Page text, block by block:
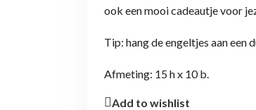
ook een mooi cadeautje voor
Tip: hang de engeltjes aan een
Afmeting: 15 h x 10 b.
Add to wishlist